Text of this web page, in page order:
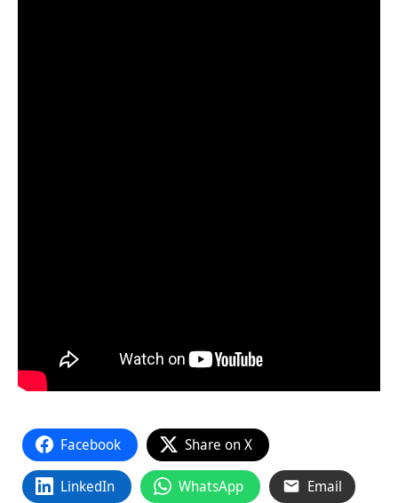
Facebook Share on X
LinkedIn WhatsApp Email